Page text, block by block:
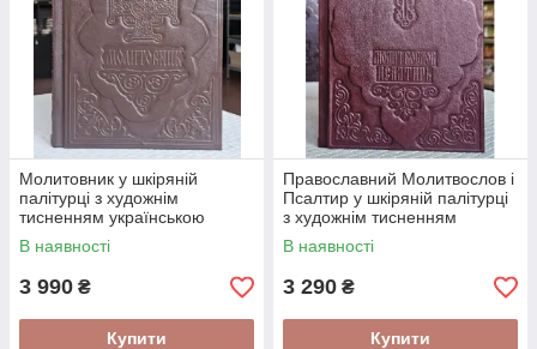
Молитовник​ у шкіряній
палітурці з художнім
тисненням українською
мовою 26*19 см
В наявності
3 990 ₴
Купити
Православний Молитвослов і
Псалтир у шкіряній палітурці
з художнім тисненням
російською мовою 20*15 см
В наявності
3 290 ₴
Купити